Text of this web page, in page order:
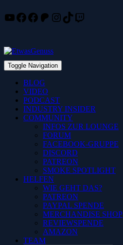
Skip
YouTube
Facebook
Facebook
Patreon
Instagram
TikTok
Twitch
Toggle Navigation
BLOG
VIDEO
PODCAST
INDUSTRY INSIDER
COMMUNITY
INFOS ZUR LOUNGE
FORUM
FACEBOOK-GRUPPE
DISCORD
PATREON
SMOKE SPOTLIGHT
HELFEN
WIE GEHT DAS?
PATREON
PAYPAL SPENDE
MERCHANDISE SHOP
REVIEWSPENDE
AMAZON
TEAM